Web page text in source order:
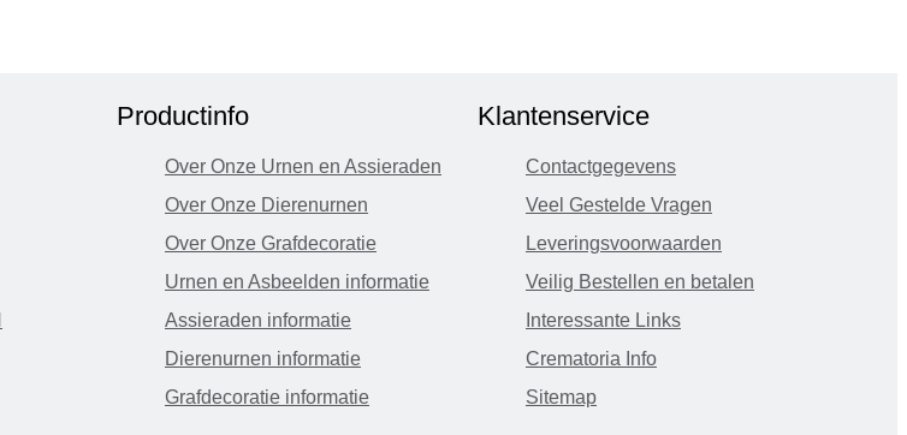
Productinfo
Over Onze Urnen en Assieraden
Over Onze Dierenurnen
Over Onze Grafdecoratie
Urnen en Asbeelden informatie
Assieraden informatie
Dierenurnen informatie
Grafdecoratie informatie
Klantenservice
Contactgegevens
Veel Gestelde Vragen
Leveringsvoorwaarden
Veilig Bestellen en betalen
Interessante Links
Crematoria Info
Sitemap